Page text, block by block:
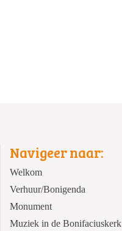
Navigeer naar:
Welkom
Verhuur/Bonigenda
Monument
Muziek in de Bonifaciuskerk